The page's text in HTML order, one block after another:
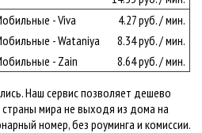
- Viva
4.27 руб. / мин.
- Wataniya
8.34 руб. / мин.
- Zain
8.64 руб. / мин.
Наш сервис позволяет дешево
мира не выходя из дома на
номер, без роуминга и комиссии.